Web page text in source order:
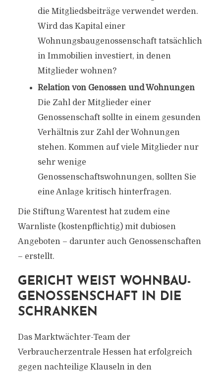
die Mitgliedsbeiträge verwendet werden.
Wird das Kapital einer
Wohnungsbaugenossenschaft tatsächlich
in Immobilien investiert, in denen
Mitglieder wohnen?
Relation von Genossen und Wohnungen
Die Zahl der Mitglieder einer
Genossenschaft sollte in einem gesunden
Verhältnis zur Zahl der Wohnungen
stehen. Kommen auf viele Mitglieder nur
sehr wenige
Genossenschaftswohnungen, sollten Sie
eine Anlage kritisch hinterfragen.
Die Stiftung Warentest hat zudem eine
Warnliste (kostenpflichtig) mit dubiosen
Angeboten – darunter auch Genossenschaften
– erstellt.
GERICHT WEIST WOHNBAU-
GENOSSENSCHAFT IN DIE
SCHRANKEN
Das Marktwächter-Team der
Verbraucherzentrale Hessen hat erfolgreich
gegen nachteilige Klauseln in den